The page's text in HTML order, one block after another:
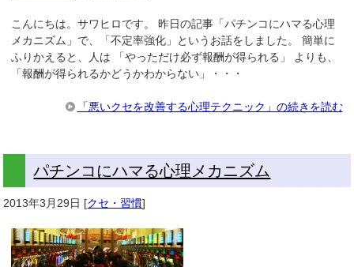
こんにちは。サワヒロです。 昨日の記事「パチンコにハマる心理
メカニズム」で、「不定率強化」というお話をしました。 簡単に
ふりかえると、人は 「やっただけ必ず報酬が得られる」 よりも、
「報酬が得られるかどうかわからない」・・・
「悪いクセを改善する心理テクニック」の続きを読む
パチンコにハマる心理メカニズム
2013年3月29日 [クセ・習慣]